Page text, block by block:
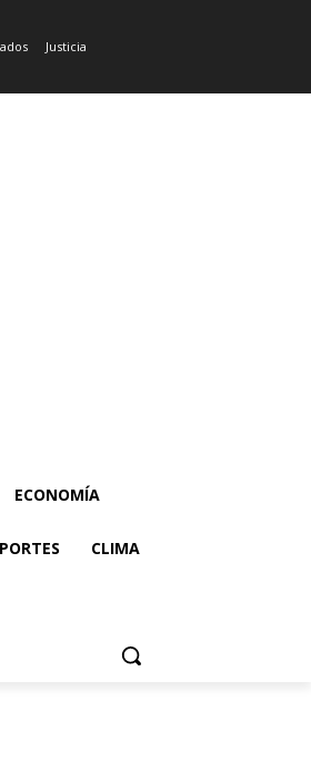
Justicia
ECONOMÍA
CLIMA